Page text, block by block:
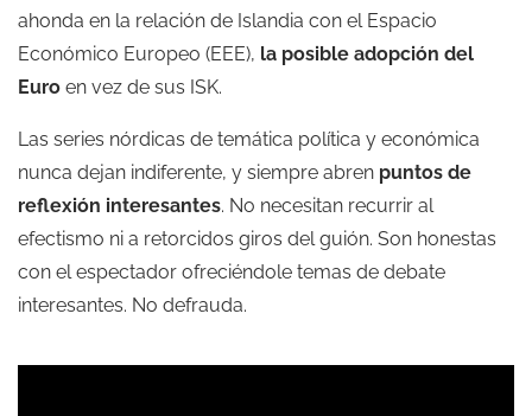
ahonda en la relación de Islandia con el Espacio
Económico Europeo (EEE), la posible adopción del
Euro en vez de sus ISK.
Las series nórdicas de temática política y económica
nunca dejan indiferente, y siempre abren puntos de
reflexión interesantes. No necesitan recurrir al
efectismo ni a retorcidos giros del guión. Son honestas
con el espectador ofreciéndole temas de debate
interesantes. No defrauda.